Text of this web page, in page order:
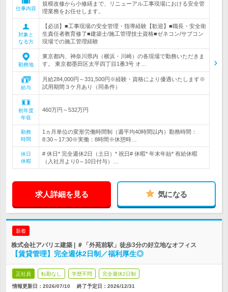
仕事内容
規模改修から小修繕まで、リニューアル工事現場における安全管
理業務をお任せします。
対象と
なる方
【必須】■工事現場の安全管理・指導経験【歓迎】■職長・安全衛
生責任者教育修了■建築士/施工管理技士資格■ゼネコン/サブコン
現場での施工管理経験
勤務地
東京都内、神奈川県内（横浜・川崎）の各現場で勤務いただきま
す。 東京都墨田区太平四丁目1番3号 オ…
給与
月給284,000円～331,500円※経験・資格により優遇いたします※
試用期間３ケ月あり（同条件）
初年度
年収
460万円～532万円
勤務
時間
1ヵ月単位の変形労働時間制（週平均40時間以内）勤務時間：
8:30～17:30※実働：8時間※休憩時…
休日
休暇
# 休日* 完全週休2日（土日）* 祝日# 休暇* 年末年始* 有給休暇
（入社月より0～10日付与）…
求人詳細を見る 気になる
新着
株式会社アパリエ建築 | ＃「外苑前駅」徒歩3分の好立地なオフィス
【賃貸管理】完全週休2日制／福利厚生◎
正社員 転勤なし 学歴不問 完全週休2日制
情報更新日：2026/07/10 終了予定日： 2026/12/31